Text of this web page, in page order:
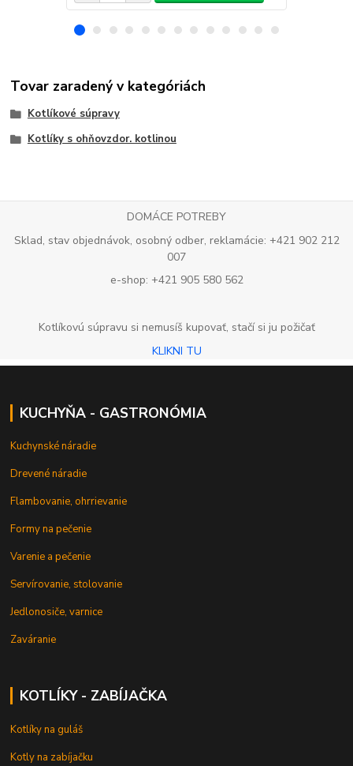
Tovar zaradený v kategóriách
Kotlíkové súpravy
Kotlíky s ohňovzdor. kotlinou
DOMÁCE POTREBY
Sklad, stav objednávok, osobný odber, reklamácie: +421 902 212
007
e-shop: +421 905 580 562
Kotlíkovú súpravu si nemusíš kupovať, stačí si ju požičať
KLIKNI TU
KUCHYŇA - GASTRONÓMIA
Kuchynské náradie
Drevené náradie
Flambovanie, ohrrievanie
Formy na pečenie
Varenie a pečenie
Servírovanie, stolovanie
Jedlonosiče, varnice
Zaváranie
KOTLÍKY - ZABÍJAČKA
Kotlíky na guláš
Kotly na zabíjačku